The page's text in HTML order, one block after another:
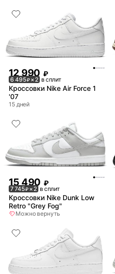
12 990 ₽
6 495₽× 2 в сплит
Кроссовки Nike Air Force 1
'07
15 дней
15 490 ₽
7 745₽× 2 в сплит
Кроссовки Nike Dunk Low
Retro "Grey Fog"
Можно вернуть